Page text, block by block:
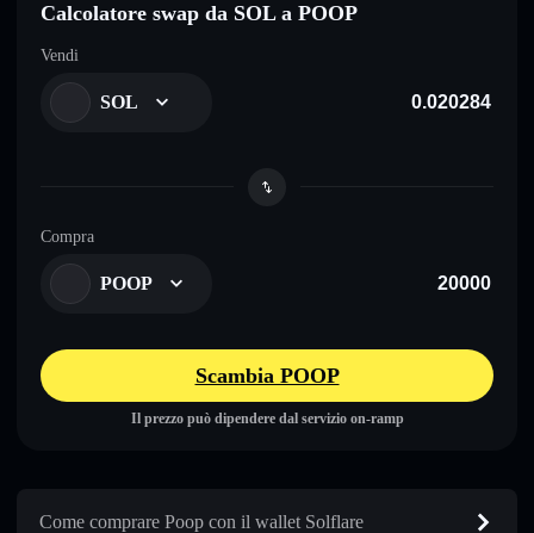
Calcolatore swap da SOL a POOP
Vendi
SOL
Compra
POOP
Scambia POOP
Il prezzo può dipendere dal servizio on-ramp
Come comprare Poop con il wallet Solflare